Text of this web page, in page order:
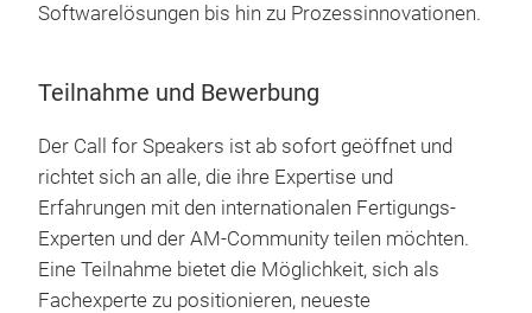
Softwarelösungen bis hin zu Prozessinnovationen.
Teilnahme und Bewerbung
Der Call for Speakers ist ab sofort geöffnet und
richtet sich an alle, die ihre Expertise und
Erfahrungen mit den internationalen Fertigungs-
Experten und der AM‑Community teilen möchten.
Eine Teilnahme bietet die Möglichkeit, sich als
Fachexperte zu positionieren, neueste